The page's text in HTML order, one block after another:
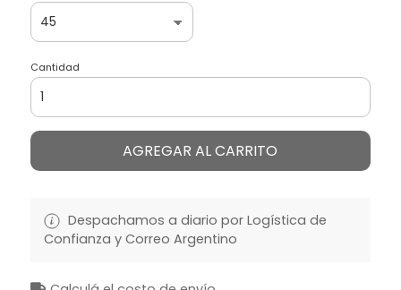
Cantidad
AGREGAR AL CARRITO
Despachamos a diario por Logística de
Confianza y Correo Argentino